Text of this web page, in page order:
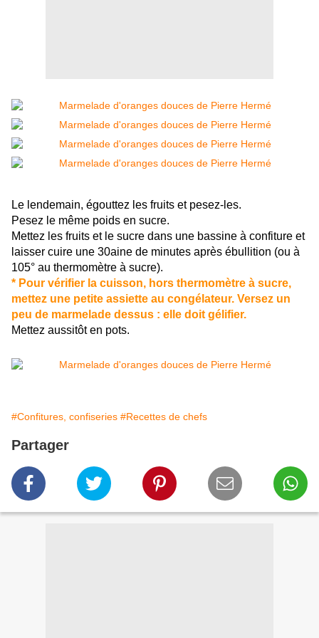
Le lendemain, égouttez les fruits et pesez-les.
Pesez le même poids en sucre.
Mettez les fruits et le sucre dans une bassine à confiture et
laisser cuire une 30aine de minutes après ébullition (ou à
105° au thermomètre à sucre).
* Pour vérifier la cuisson, hors thermomètre à sucre,
mettez une petite assiette au congélateur. Versez un
peu de marmelade dessus : elle doit gélifier.
Mettez aussitôt en pots.
#Confitures, confiseries #Recettes de chefs
Partager